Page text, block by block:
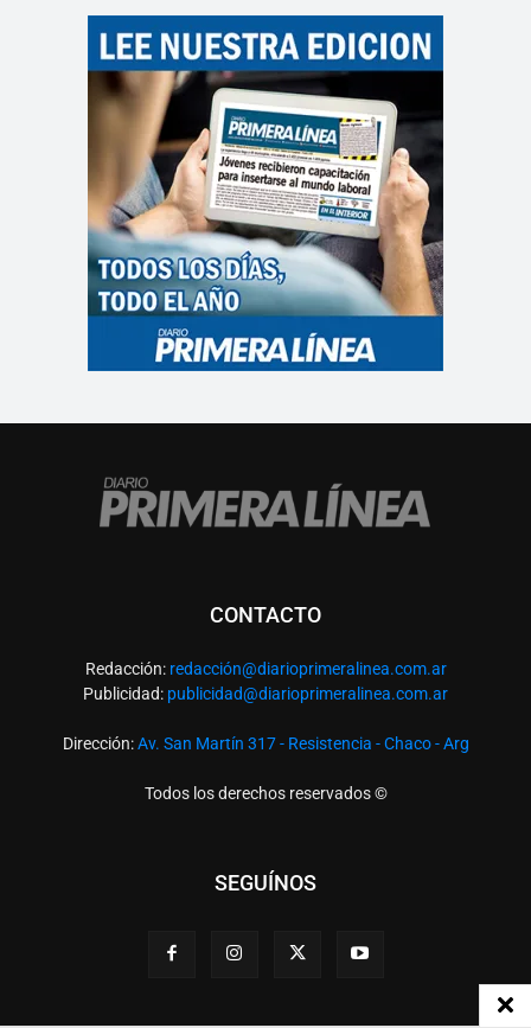
CONTACTO
Redacción: redacción@diarioprimeralinea.com.ar
Publicidad: publicidad@diarioprimeralinea.com.ar
Dirección:Av. San Martín 317 - Resistencia - Chaco - Arg
Todos los derechos reservados ©
SEGUÍNOS